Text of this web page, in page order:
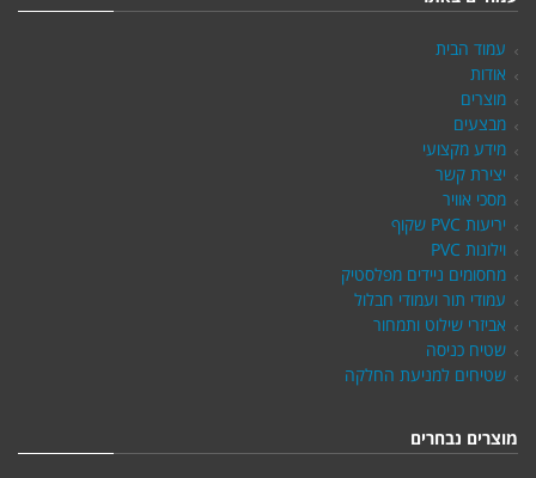
עמוד הבית
אודות
מוצרים
מבצעים
מידע מקצועי
יצירת קשר
מסכי אוויר
יריעות PVC שקוף
וילונות PVC
מחסומים ניידים מפלסטיק
עמודי תור ועמודי חבלול
אביזרי שילוט ותמחור
שטיח כניסה
שטיחים למניעת החלקה
מוצרים נבחרים